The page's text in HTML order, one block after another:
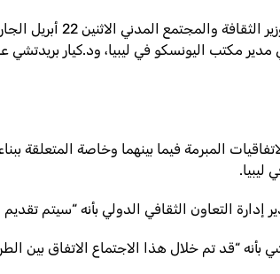
التقى السيد
مدير مكتب اليونسكو في ليبيا، ود.كيار
المبرمة فيما بينهما وخاصة المتعلقة
ليبيا.
التعاون الثقافي الدولي بأنه “سيتم
بأنه “قد تم خلال هذا الاجتماع الاتفاق بين